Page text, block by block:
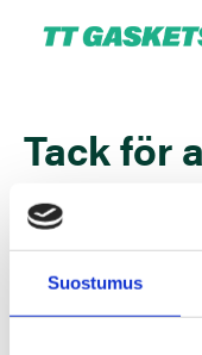
Suostumus
Tack för
oss! Vår
som